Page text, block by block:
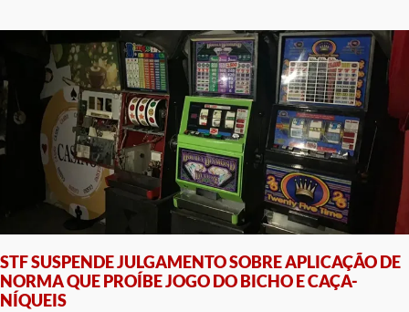
STF SUSPENDE JULGAMENTO SOBRE APLICAÇÃO DE
NORMA QUE PROÍBE JOGO DO BICHO E CAÇA-
NÍQUEIS